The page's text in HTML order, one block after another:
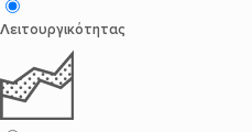
Λειτουργικότητας